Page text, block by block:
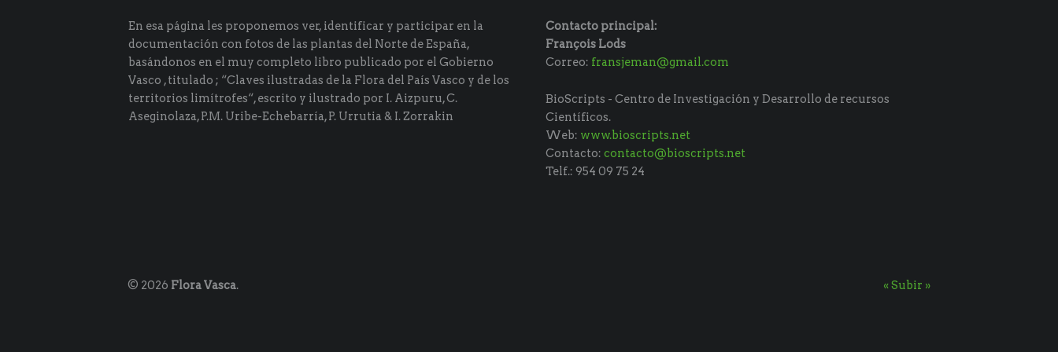
En esa página les proponemos ver, identificar y participar en la
documentación con fotos de las plantas del Norte de España,
basándonos en el muy completo libro publicado por el Gobierno
Vasco , titulado ; “Claves ilustradas de la Flora del País Vasco y de los
territorios limítrofes“, escrito y ilustrado por I. Aizpuru, C.
Aseginolaza, P.M. Uribe-Echebarría, P. Urrutia & I. Zorrakin
Contacto principal:
François Lods
Correo: fransjeman@gmail.com
BioScripts - Centro de Investigación y Desarrollo de recursos
Científicos.
Web: www.bioscripts.net
Contacto:contacto@bioscripts.net
Telf.: 954 09 75 24
© 2026 Flora Vasca. « Subir »